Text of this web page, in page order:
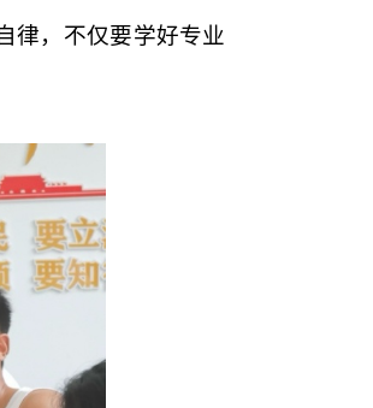
律，不仅要学好专业